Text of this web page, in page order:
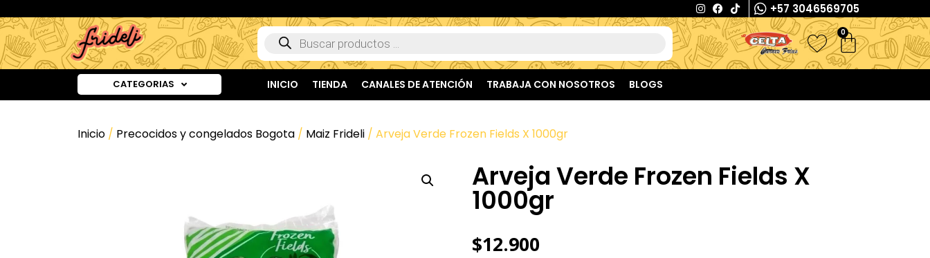
+57 3046569705
0
CATEGORIAS INICIO TIENDA CANALES DE ATENCIÓN TRABAJA CON NOSOTROS BLOGS
Inicio / Precocidos y congelados Bogota / Maiz Frideli / Arveja Verde Frozen Fields X 1000gr
Arveja Verde Frozen Fields X
1000gr
$12.900